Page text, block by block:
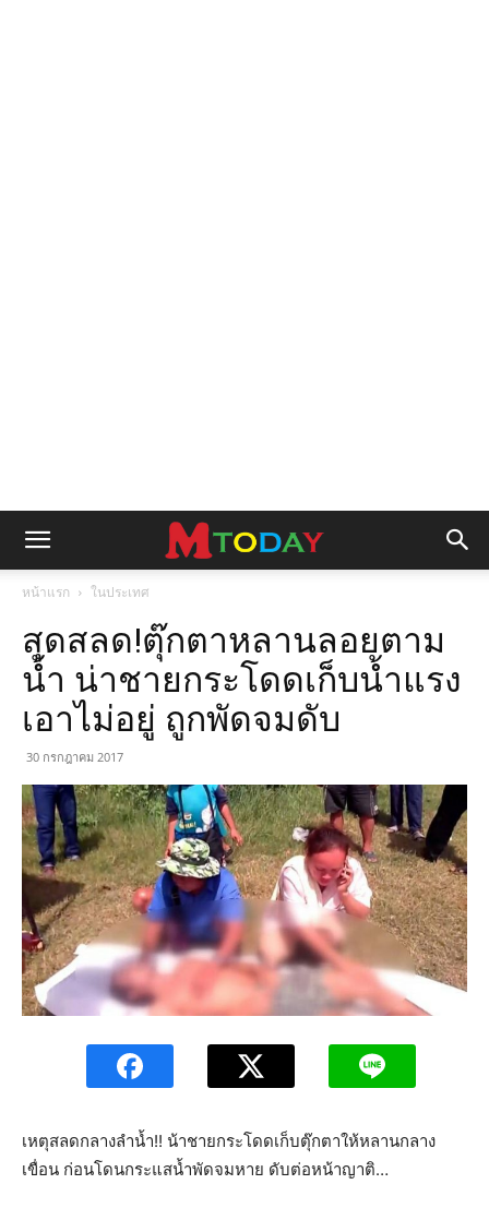
หน้าแรก ในประเทศ
สุดสลด!ตุ๊กตาหลานลอยตาม
น้ำ น่าชายกระโดดเก็บน้ำแรง
เอาไม่อยู่ ถูกพัดจมดับ
30 กรกฎาคม 2017
เหตุสลดกลางลำน้ำ!! น้าชายกระโดดเก็บตุ๊กตาให้หลานกลาง
เขื่อน ก่อนโดนกระแสน้ำพัดจมหาย ดับต่อหน้าญาติ…